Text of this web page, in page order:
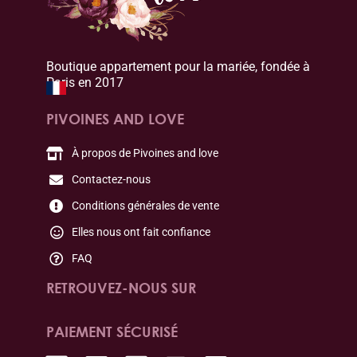
Boutique appartement pour la mariée, fondée à
Paris en 2017
PIVOINES AND LOVE
À propos de Pivoines and love
Contactez-nous
Conditions générales de vente
Elles nous ont fait confiance
FAQ
RETROUVEZ-NOUS SUR
PAIEMENT SÉCURISÉ